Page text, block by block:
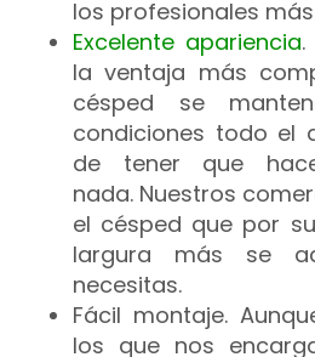
los profesionales
Excelente apariencia.
la ventaja más
césped se
condiciones todo el
de tener que
nada. Nuestros
el césped que por
largura más se
necesitas.
Fácil montaje.
los que nos